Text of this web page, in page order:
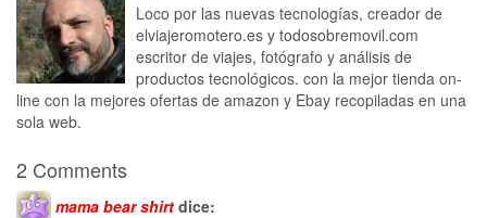
Loco por las nuevas tecnologías, creador de
elviajeromotero.es y todosobremovil.com
escritor de viajes, fotógrafo y análisis de
productos tecnológicos. con la mejor tienda on-
line con la mejores ofertas de amazon y Ebay recopiladas en una
sola web.
2 Comments
mama bear shirt dice: